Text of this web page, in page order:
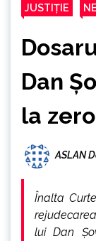
JUSTIȚIE
Dan
la
ASLAN
Înalta
lui Dan